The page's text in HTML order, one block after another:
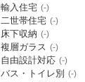
輸入住宅 (-)
二世帯住宅 (-)
床下収納 (-)
複層ガラス (-)
自由設計対応 (-)
バス・トイレ別 (-)